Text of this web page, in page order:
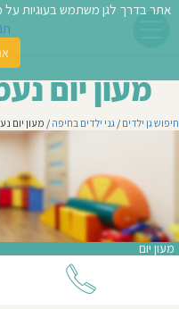
מעון יום
חיפוש גן ילדים / גני ילדים בחיפה / מעון יום
מעון יום
אתר בדרך לגן משתמש בעוגיות על